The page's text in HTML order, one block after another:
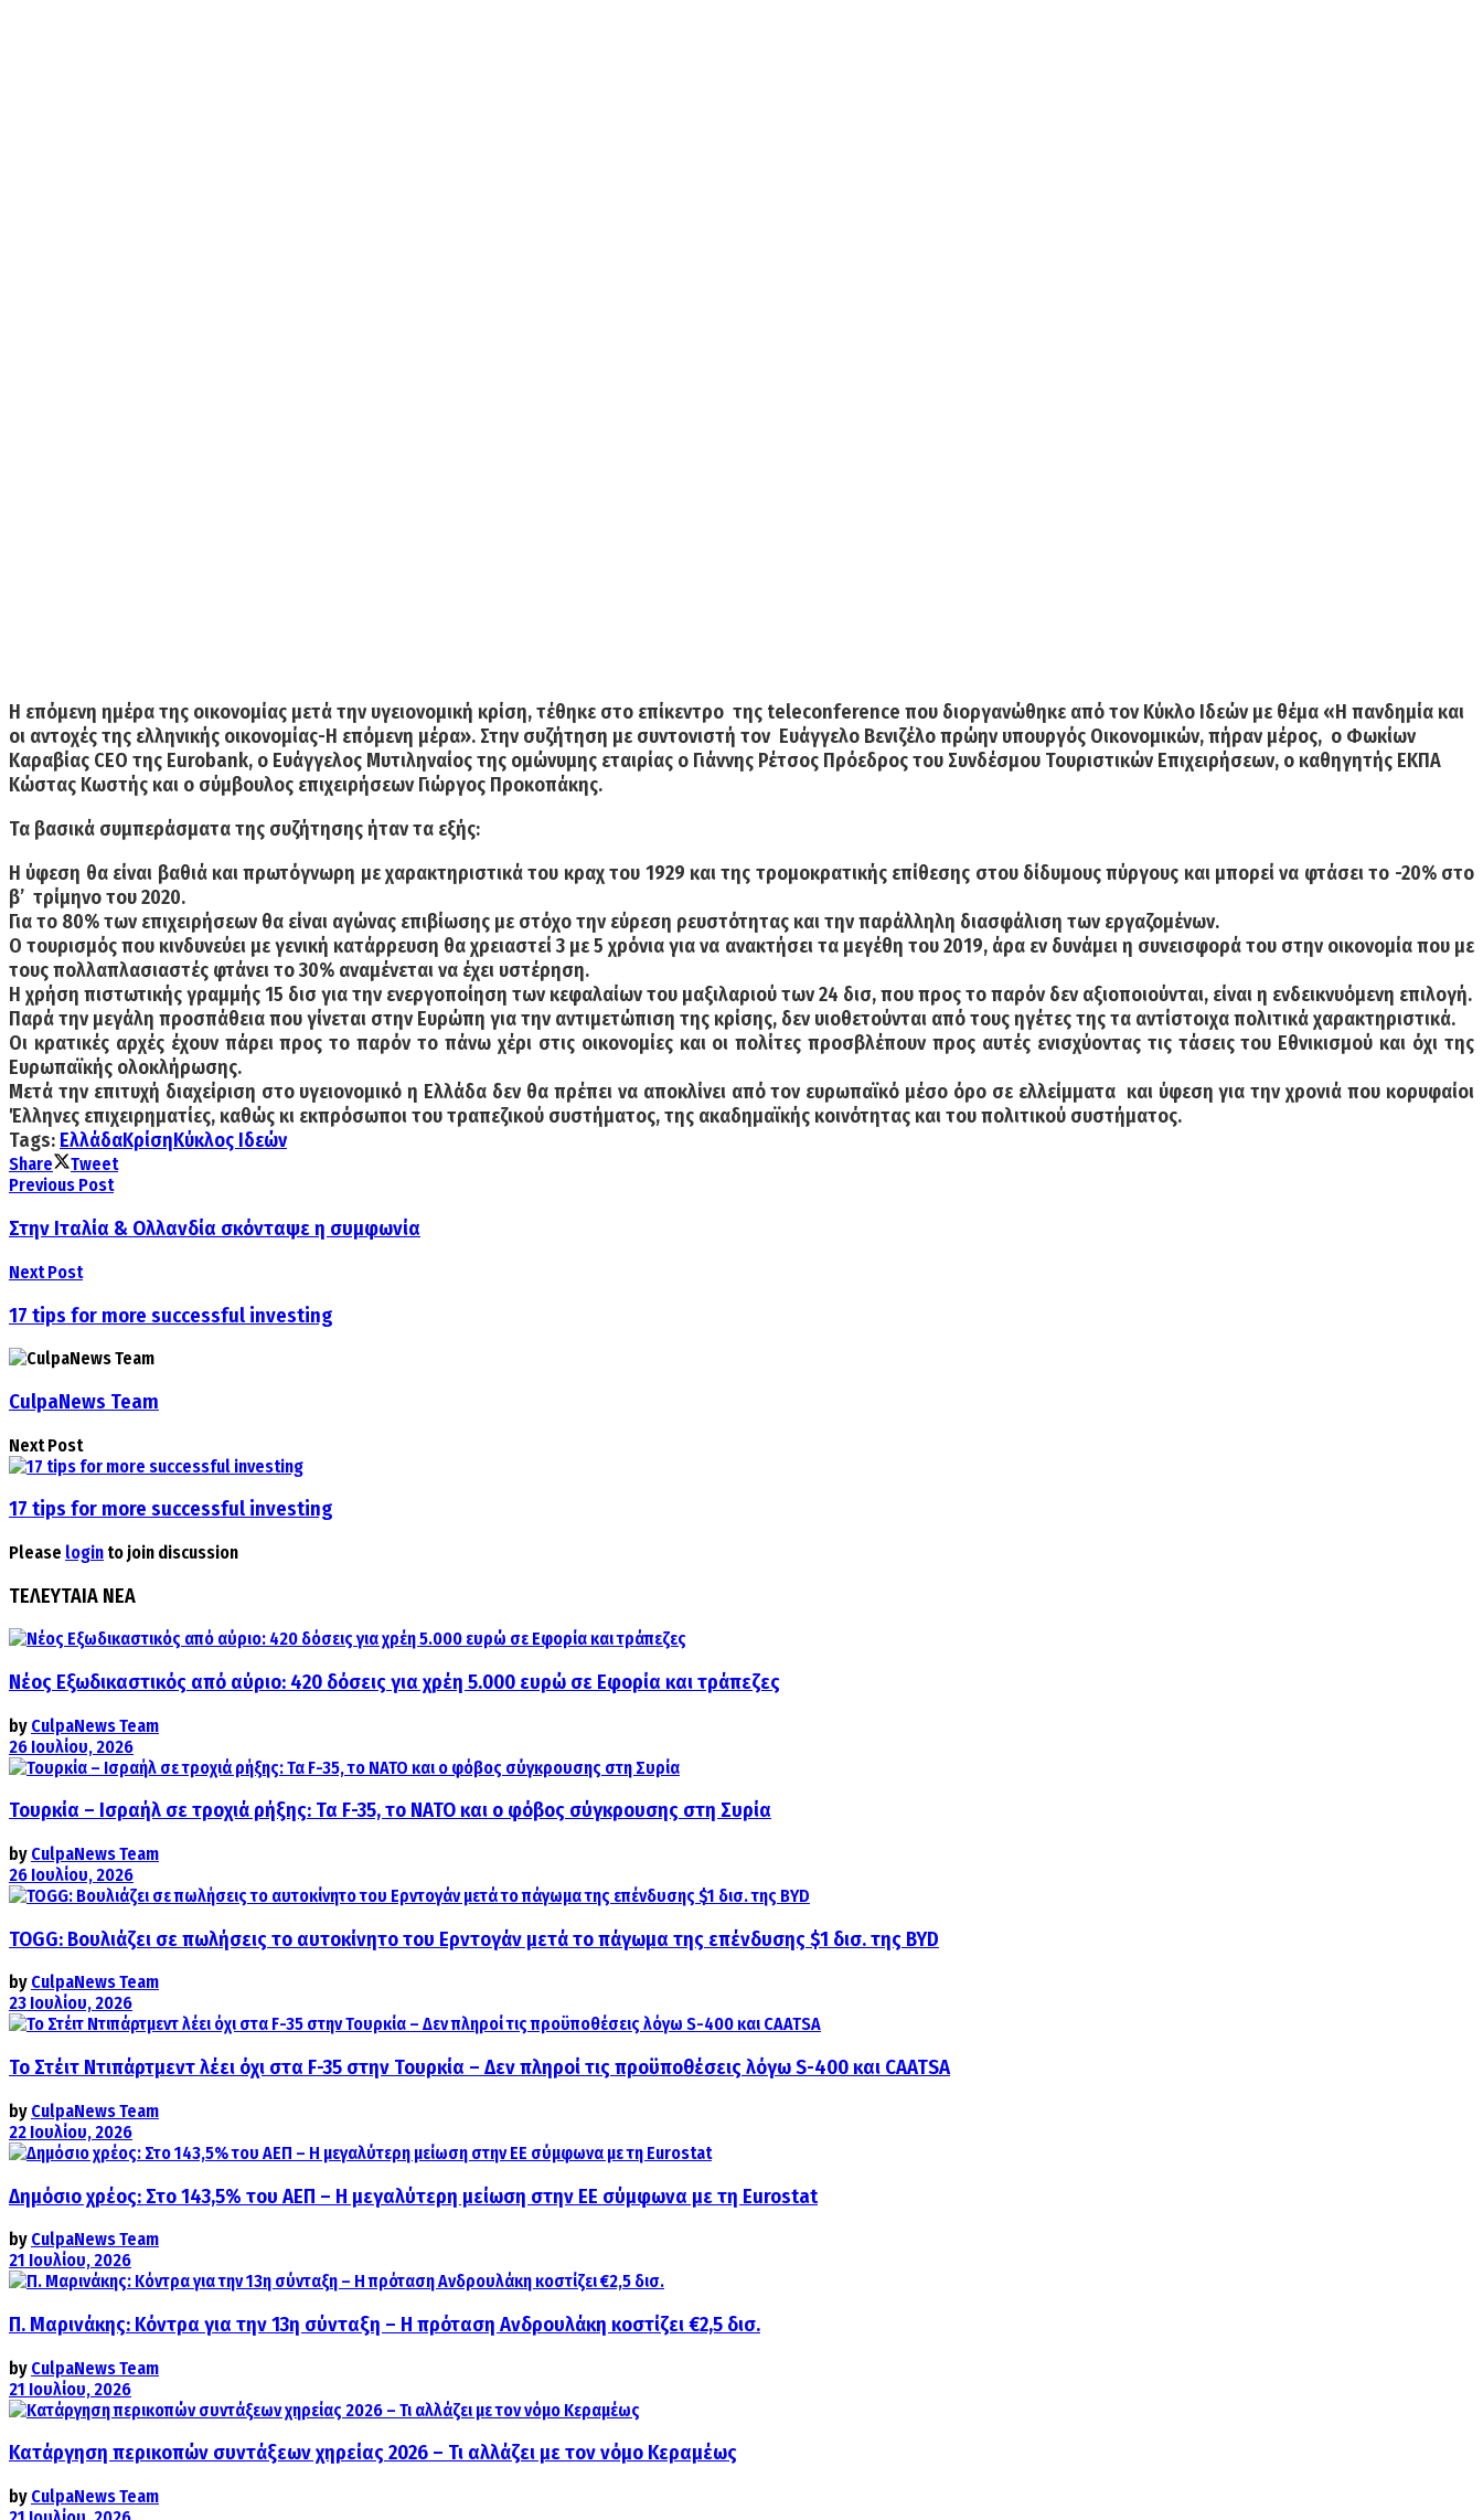
Η επόμενη ημέρα της οικονομίας μετά την υγειονομική κρίση, τέθηκε στο επίκεντρο της teleconference που διοργανώθηκε από τον Κύκλο Ιδεών με θέμα «Η πανδημία και
οι αντοχές της ελληνικής οικονομίας-Η επόμενη μέρα». Στην συζήτηση με συντονιστή τον Ευάγγελο Βενιζέλο πρώην υπουργός Οικονομικών, πήραν μέρος, ο Φωκίων
Καραβίας CEO της Eurobank, ο Ευάγγελος Μυτιληναίος της ομώνυμης εταιρίας ο Γιάννης Ρέτσος Πρόεδρος του Συνδέσμου Τουριστικών Επιχειρήσεων, ο καθηγητής ΕΚΠΑ
Κώστας Κωστής και ο σύμβουλος επιχειρήσεων Γιώργος Προκοπάκης.
Τα βασικά συμπεράσματα της συζήτησης ήταν τα εξής:
Η ύφεση θα είναι βαθιά και πρωτόγνωρη με χαρακτηριστικά του κραχ του 1929 και της τρομοκρατικής επίθεσης στου δίδυμους πύργους και μπορεί να φτάσει το -20% στο
β’ τρίμηνο του 2020.
Για το 80% των επιχειρήσεων θα είναι αγώνας επιβίωσης με στόχο την εύρεση ρευστότητας και την παράλληλη διασφάλιση των εργαζομένων.
Ο τουρισμός που κινδυνεύει με γενική κατάρρευση θα χρειαστεί 3 με 5 χρόνια για να ανακτήσει τα μεγέθη του 2019, άρα εν δυνάμει η συνεισφορά του στην οικονομία που με
τους πολλαπλασιαστές φτάνει το 30% αναμένεται να έχει υστέρηση.
Η χρήση πιστωτικής γραμμής 15 δισ για την ενεργοποίηση των κεφαλαίων του μαξιλαριού των 24 δισ, που προς το παρόν δεν αξιοποιούνται, είναι η ενδεικνυόμενη επιλογή.
Παρά την μεγάλη προσπάθεια που γίνεται στην Ευρώπη για την αντιμετώπιση της κρίσης, δεν υιοθετούνται από τους ηγέτες της τα αντίστοιχα πολιτικά χαρακτηριστικά.
Οι κρατικές αρχές έχουν πάρει προς το παρόν το πάνω χέρι στις οικονομίες και οι πολίτες προσβλέπουν προς αυτές ενισχύοντας τις τάσεις του Εθνικισμού και όχι της
Ευρωπαϊκής ολοκλήρωσης.
Μετά την επιτυχή διαχείριση στο υγειονομικό η Ελλάδα δεν θα πρέπει να αποκλίνει από τον ευρωπαϊκό μέσο όρο σε ελλείμματα και ύφεση για την χρονιά που κορυφαίοι
Έλληνες επιχειρηματίες, καθώς κι εκπρόσωποι του τραπεζικού συστήματος, της ακαδημαϊκής κοινότητας και του πολιτικού συστήματος.
Tags: ΕλλάδαΚρίσηΚύκλος Ιδεών
Share
Tweet
Previous Post
Στην Ιταλία & Oλλανδία σκόνταψε η συμφωνία
Next Post
17 tips for more successful investing
CulpaNews Team
Next Post
17 tips for more successful investing
Please login to join discussion
ΤΕΛΕΥΤΑΙΑ ΝΕΑ
Νέος Εξωδικαστικός από αύριο: 420 δόσεις για χρέη 5.000 ευρώ σε Εφορία και τράπεζες
by CulpaNews Team
26 Ιουλίου, 2026
Τουρκία – Ισραήλ σε τροχιά ρήξης: Τα F-35, το ΝΑΤΟ και ο φόβος σύγκρουσης στη Συρία
by CulpaNews Team
26 Ιουλίου, 2026
TOGG: Βουλιάζει σε πωλήσεις το αυτοκίνητο του Ερντογάν μετά το πάγωμα της επένδυσης $1 δισ. της BYD
by CulpaNews Team
23 Ιουλίου, 2026
Το Στέιτ Ντιπάρτμεντ λέει όχι στα F-35 στην Τουρκία – Δεν πληροί τις προϋποθέσεις λόγω S-400 και CAATSA
by CulpaNews Team
22 Ιουλίου, 2026
Δημόσιο χρέος: Στο 143,5% του ΑΕΠ – Η μεγαλύτερη μείωση στην ΕΕ σύμφωνα με τη Eurostat
by CulpaNews Team
21 Ιουλίου, 2026
Π. Μαρινάκης: Κόντρα για την 13η σύνταξη – Η πρόταση Ανδρουλάκη κοστίζει €2,5 δισ.
by CulpaNews Team
21 Ιουλίου, 2026
Κατάργηση περικοπών συντάξεων χηρείας 2026 – Τι αλλάζει με τον νόμο Κεραμέως
by CulpaNews Team